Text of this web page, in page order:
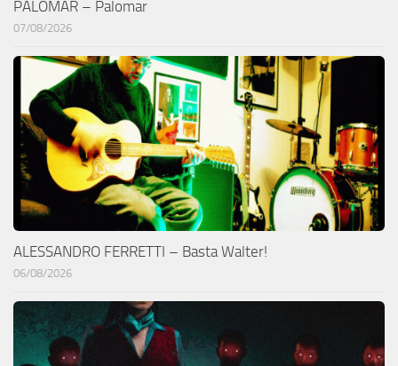
PALOMAR – Palomar
07/08/2026
ALESSANDRO FERRETTI – Basta Walter!
06/08/2026